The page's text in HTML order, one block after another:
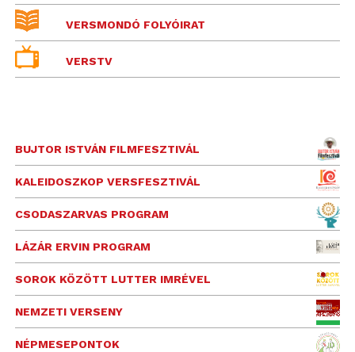
VERSMONDÓ FOLYÓIRAT
VERSTV
BUJTOR ISTVÁN FILMFESZTIVÁL
KALEIDOSZKOP VERSFESZTIVÁL
CSODASZARVAS PROGRAM
LÁZÁR ERVIN PROGRAM
SOROK KÖZÖTT LUTTER IMRÉVEL
NEMZETI VERSENY
NÉPMESEPONTOK